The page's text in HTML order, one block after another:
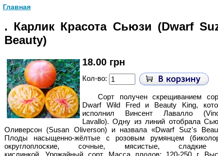
Главная
. Карлик Красота Сьюзи (Dwarf
Beauty)
18.00 грн
Кол-во:
Сорт получен скрещиванием
Dwarf Wild Fred и Beauty King,
исполнил Винсент Лавалло
Lavallo). Одну из линий отобрала
Оливерсон (Susan Oliverson) и назвала «Dwarf Suz's
Плоды насыщенно-жёлтые с розовым румянцем
округлоплоские, сочные, мясистые,
кислинкой.Урожайный сорт. Масса плодов: 120-250 г.